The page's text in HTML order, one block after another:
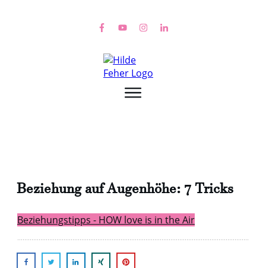
Beziehung auf Augenhöhe: 7 Tricks
Beziehungstipps - HOW love is in the Air